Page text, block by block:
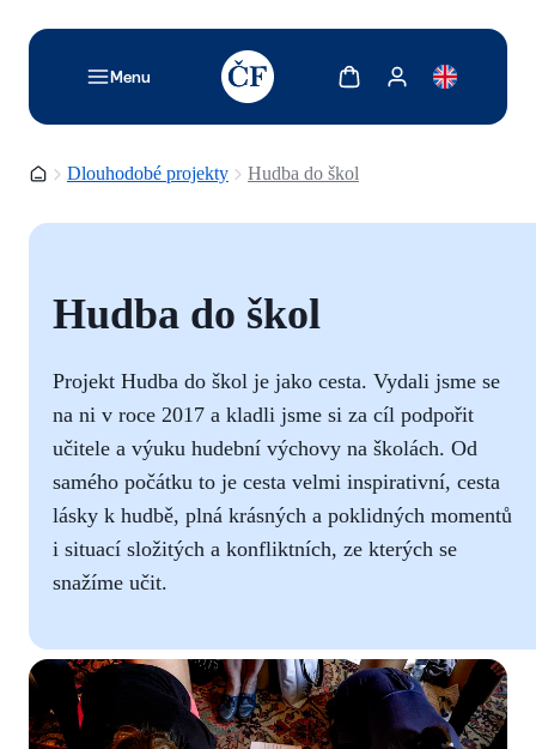
Menu
TODO: Add description for reader
Zobrazit košíkZobrazit můj účet
Domovská stránka
Dlouhodobé projekty Hudba do škol
Hudba do škol
Projekt Hudba do škol je jako cesta. Vydali jsme se
na ni v roce 2017 a kladli jsme si za cíl podpořit
učitele a výuku hudební výchovy na školách. Od
samého počátku to je cesta velmi inspirativní, cesta
lásky k hudbě, plná krásných a poklidných momentů
i situací složitých a konfliktních, ze kterých se
snažíme učit.